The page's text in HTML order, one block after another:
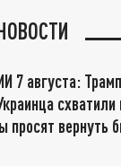
7 августа:
вернуть